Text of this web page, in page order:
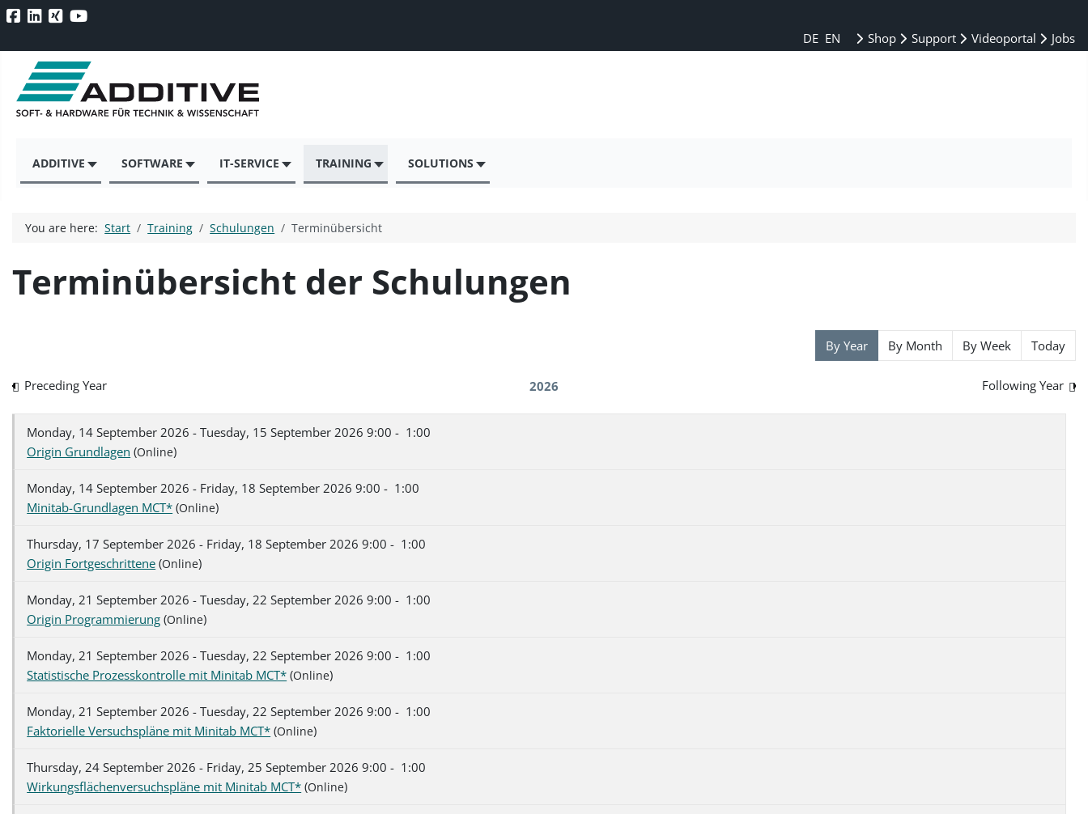
DE EN Shop Support Videoportal Jobs
ADDITIVE SOFTWARE IT-SERVICE TRAINING SOLUTIONS
You are here:Start Training Schulungen Terminübersicht
Terminübersicht der Schulungen
By Year By Month By Week Today
Preceding Year 2026 Following Year
Monday, 14 September 2026 - Tuesday, 15 September 2026 9:00 - 1:00
Origin Grundlagen (Online)
Monday, 14 September 2026 - Friday, 18 September 2026 9:00 - 1:00
Minitab-Grundlagen MCT* (Online)
Thursday, 17 September 2026 - Friday, 18 September 2026 9:00 - 1:00
Origin Fortgeschrittene (Online)
Monday, 21 September 2026 - Tuesday, 22 September 2026 9:00 - 1:00
Origin Programmierung (Online)
Monday, 21 September 2026 - Tuesday, 22 September 2026 9:00 - 1:00
Statistische Prozesskontrolle mit Minitab MCT* (Online)
Monday, 21 September 2026 - Tuesday, 22 September 2026 9:00 - 1:00
Faktorielle Versuchspläne mit Minitab MCT* (Online)
Thursday, 24 September 2026 - Friday, 25 September 2026 9:00 - 1:00
Wirkungsflächenversuchspläne mit Minitab MCT* (Online)